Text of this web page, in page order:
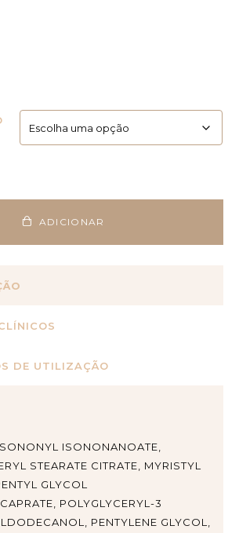
ADICIONAR
DE UTILIZAÇÃO
ISONONANOATE,
STEARATE CITRATE, MYRISTYL
GLYCOL
POLYGLYCERYL-3
PENTYLENE GLYCOL,